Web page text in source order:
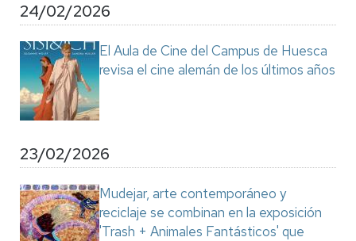
24/02/2026
El Aula de Cine del Campus de Huesca
revisa el cine alemán de los últimos años
23/02/2026
Mudejar, arte contemporáneo y
reciclaje se combinan en la exposición
'Trash + Animales Fantásticos' que